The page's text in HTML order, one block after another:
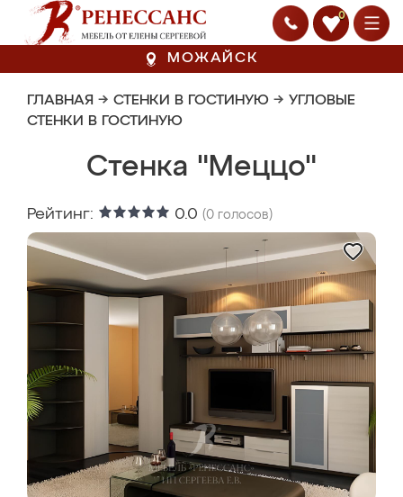
0
МОЖАЙСК
ГЛАВНАЯ → СТЕНКИ В ГОСТИНУЮ → УГЛОВЫЕ
СТЕНКИ В ГОСТИНУЮ
Стенка "Меццо"
Рейтинг: 0.0 (0 голосов)